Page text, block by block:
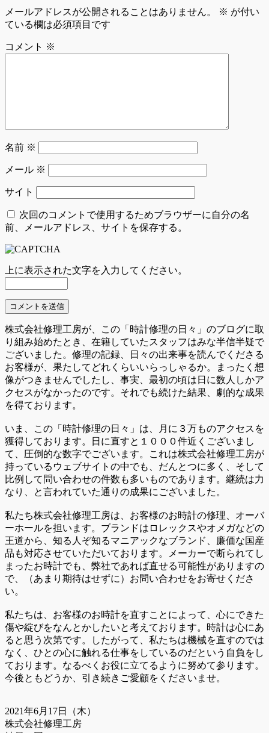
メールアドレスが公開されることはありません。 ※ が付い
ている欄は必須項目です
コメント ※
名前 ※
メール ※
サイト
次回のコメントで使用するためブラウザーに自分の名
前、メールアドレス、サイトを保存する。
上に表示された文字を入力してください。
株式会社修理工房が、この「時計修理の日々」のブログに取
り組み始めたとき、在籍していたスタッフはみな半信半疑で
ございました。修理の記録、日々の出来事を読んでくださる
お客様が、果たしてどれくらいいらっしゃるか。まったく想
像がつきませんでしたし、事実、最初の頃は日に数人しかア
クセスがなかったのです。それでも続けた結果、劇的な成果
を得ております。
いま、この「時計修理の日々」は、月に３万ものアクセスを
獲得しております。日に直すと１０００件近くございまし
て、圧倒的な数字でございます。これは株式会社修理工房が
持っているウェブサイトの中でも、だんとつに多く、そして
比例して問い合わせの件数も多いものであります。継続は力
なり、と言われていた通りの成果にございました。
私たち株式会社修理工房は、お客様のお時計の修理、オーバ
ーホールを担います。ブランドはロレックスやオメガなどの
王道から、知る人ぞ知るマニアックなブランド、廉価な国産
品も対応させていただいております。メーカーで断られてし
まったお時計でも、弊社であれば直せる可能性がありますの
で、（あまり期待はせずに）お問い合わせをお寄せくださ
い。
私たちは、お客様のお時計を直すことによって、心にできた
傷や綻びをなんとかしたいと考えております。時計は心にあ
ると思う次第です。したがって、私たちは機械を直すのでは
なく、ひとの心に触れる仕事をしているのだという自負をし
ております。なるべくお役に立てるように努めて参ります。
今後ともどうか、引き続きご愛顧をくださいませ。
2021年6月17日（木）
株式会社修理工房